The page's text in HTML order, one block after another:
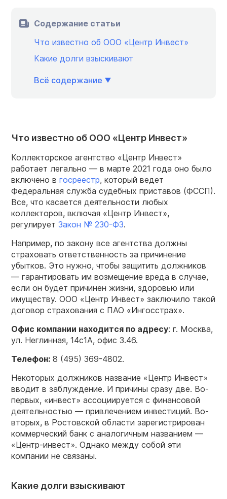
Содержание статьи
Что известно об ООО «Центр Инвест»
Какие долги взыскивают
Всё содержание
Что известно об ООО «Центр Инвест»
Коллекторское агентство «Центр Инвест»
работает легально — в марте 2021 года оно было
включено в госреестр, который ведет
Федеральная служба судебных приставов (ФССП).
Все, что касается деятельности любых
коллекторов, включая «Центр Инвест»,
регулирует Закон № 230-ФЗ.
Например, по закону все агентства должны
страховать ответственность за причинение
убытков. Это нужно, чтобы защитить должников
— гарантировать им возмещение вреда в случае,
если он будет причинен жизни, здоровью или
имуществу. ООО «Центр Инвест» заключило такой
договор страхования с ПАО «Ингосстрах».
Офис компании находится по адресу: г. Москва,
ул. Неглинная, 14с1А, офис 3.46.
Телефон: 8 (495) 369-4802.
Некоторых должников название «Центр Инвест»
вводит в заблуждение. И причины сразу две. Во-
первых, «инвест» ассоциируется с финансовой
деятельностью — привлечением инвестиций. Во-
вторых, в Ростовской области зарегистрирован
коммерческий банк с аналогичным названием —
«Центр-инвест». Однако между собой эти
компании не связаны.
Какие долги взыскивают